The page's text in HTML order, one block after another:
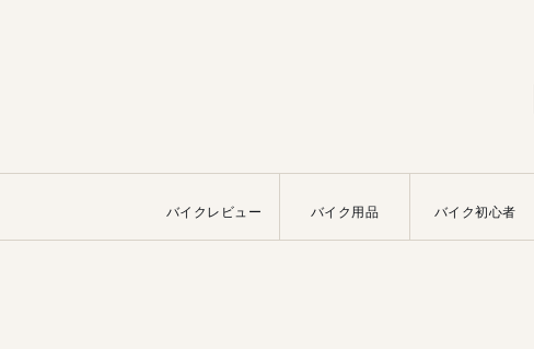
バイクレビュー バイク用品 バイク初心者